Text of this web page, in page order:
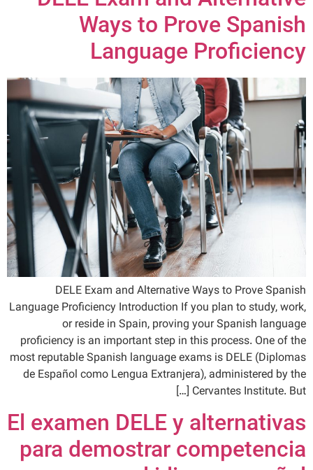
Ways to Prove Spanish
Language Proficiency
DELE Exam and Alternative Ways to Prove Spanish
Language Proficiency Introduction If you plan to study, work,
or reside in Spain, proving your Spanish language
proficiency is an important step in this process. One of the
most reputable Spanish language exams is DELE (Diplomas
de Español como Lengua Extranjera), administered by the
Cervantes Institute. But […]
El examen DELE y alternativas
para demostrar competencia